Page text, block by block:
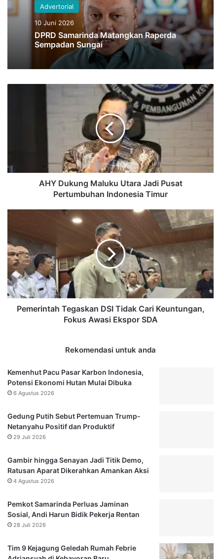
Advertorial
10 Juni 2026
DPRD Samarinda Matangkan Raperda
Sempadan Sungai
Timur
AHY Dukung Maluku Utara Jadi Pusat
Pertumbuhan Indonesia Timur
Tidak
Cari
Keuntungan,
Fokus
Awasi
Ekspor
SDAPemerintah Tegaskan DSI Tidak Cari Keuntungan,
Fokus Awasi Ekspor SDA
Rekomendasi untuk anda
Kemenhut Pacu Pasar Karbon Indonesia,
Potensi Ekonomi Hutan Mulai Dibuka
6 Agustus 2026
Gedung Putih Sebut Pertemuan Trump-
Netanyahu Positif dan Produktif
29 Juli 2026
Gambir hingga Senayan Jadi Titik Demo,
Ratusan Aparat Dikerahkan Amankan Aksi
4 Agustus 2026
Pemkot Samarinda Perluas Jaminan
Sosial, Andi Harun Bidik Pekerja Rentan
28 Juli 2026
Tim 9 Kejagung Geledah Rumah Febrie